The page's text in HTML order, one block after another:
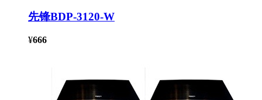
先锋BDP-3120-W
¥666